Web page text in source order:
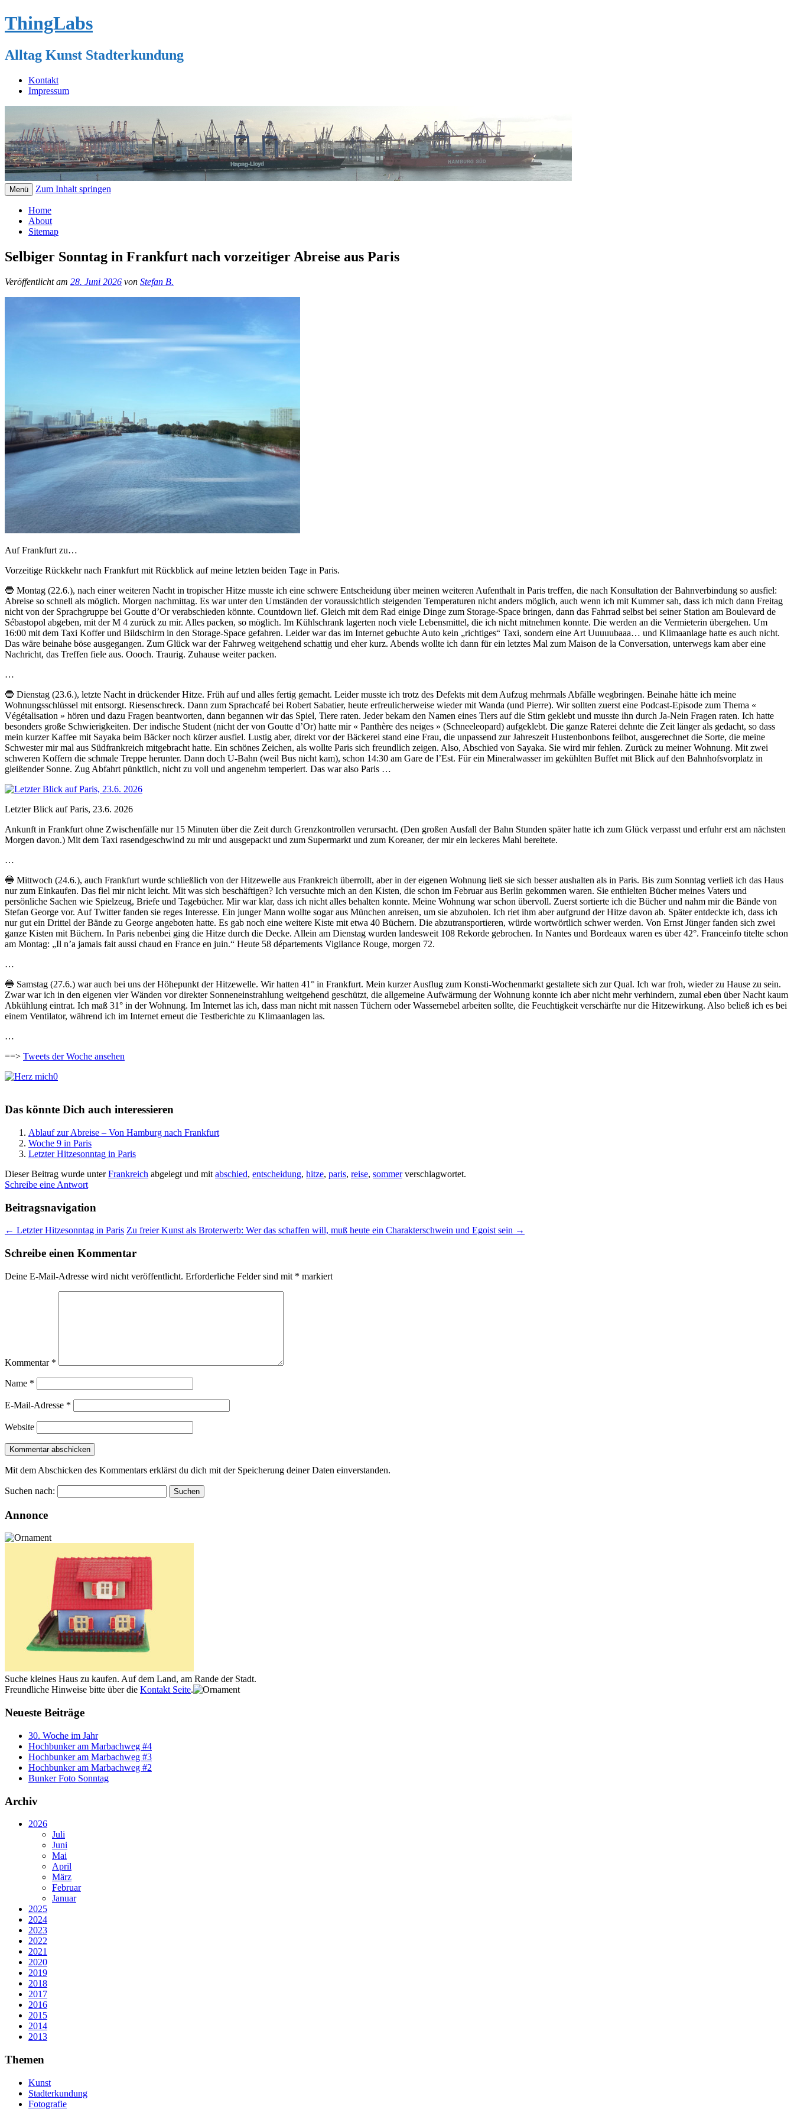
ThingLabs
Alltag Kunst Stadterkundung
Kontakt
Impressum
Menü Zum Inhalt springen
Home
About
Sitemap
Selbiger Sonntag in Frankfurt nach vorzeitiger Abreise aus Paris
Veröffentlicht am 28. Juni 2026 von Stefan B.
Auf Frankfurt zu…
Vorzeitige Rückkehr nach Frankfurt mit Rückblick auf meine letzten beiden Tage in Paris.
🔵 Montag (22.6.), nach einer weiteren Nacht in tropischer Hitze musste ich eine schwere Entscheidung über meinen weiteren Aufenthalt in Paris treffen, die nach Konsultation der Bahnverbindung so ausfiel:
Abreise so schnell als möglich. Morgen nachmittag. Es war unter den Umständen der voraussichtlich steigenden Temperaturen nicht anders möglich, auch wenn ich mit Kummer sah, dass ich mich dann Freitag
nicht von der Sprachgruppe bei Goutte d’Or verabschieden könnte. Countdown lief. Gleich mit dem Rad einige Dinge zum Storage-Space bringen, dann das Fahrrad selbst bei seiner Station am Boulevard de
Sébastopol abgeben, mit der M 4 zurück zu mir. Alles packen, so möglich. Im Kühlschrank lagerten noch viele Lebensmittel, die ich nicht mitnehmen konnte. Die werden an die Vermieterin übergehen. Um
16:00 mit dem Taxi Koffer und Bildschirm in den Storage-Space gefahren. Leider war das im Internet gebuchte Auto kein „richtiges“ Taxi, sondern eine Art Uuuuubaaa… und Klimaanlage hatte es auch nicht.
Das wäre beinahe böse ausgegangen. Zum Glück war der Fahrweg weitgehend schattig und eher kurz. Abends wollte ich dann für ein letztes Mal zum Maison de la Conversation, unterwegs kam aber eine
Nachricht, das Treffen fiele aus. Oooch. Traurig. Zuhause weiter packen.
…
🔵 Dienstag (23.6.), letzte Nacht in drückender Hitze. Früh auf und alles fertig gemacht. Leider musste ich trotz des Defekts mit dem Aufzug mehrmals Abfälle wegbringen. Beinahe hätte ich meine
Wohnungsschlüssel mit entsorgt. Riesenschreck. Dann zum Sprachcafé bei Robert Sabatier, heute erfreulicherweise wieder mit Wanda (und Pierre). Wir sollten zuerst eine Podcast-Episode zum Thema «
Végétalisation » hören und dazu Fragen beantworten, dann begannen wir das Spiel, Tiere raten. Jeder bekam den Namen eines Tiers auf die Stirn geklebt und musste ihn durch Ja-Nein Fragen raten. Ich hatte
besonders große Schwierigkeiten. Der indische Student (nicht der von Goutte d’Or) hatte mir « Panthère des neiges » (Schneeleopard) aufgeklebt. Die ganze Raterei dehnte die Zeit länger als gedacht, so dass
mein kurzer Kaffee mit Sayaka beim Bäcker noch kürzer ausfiel. Lustig aber, direkt vor der Bäckerei stand eine Frau, die unpassend zur Jahreszeit Hustenbonbons feilbot, ausgerechnet die Sorte, die meine
Schwester mir mal aus Südfrankreich mitgebracht hatte. Ein schönes Zeichen, als wollte Paris sich freundlich zeigen. Also, Abschied von Sayaka. Sie wird mir fehlen. Zurück zu meiner Wohnung. Mit zwei
schweren Koffern die schmale Treppe herunter. Dann doch U-Bahn (weil Bus nicht kam), schon 14:30 am Gare de l’Est. Für ein Mineralwasser im gekühlten Buffet mit Blick auf den Bahnhofsvorplatz in
gleißender Sonne. Zug Abfahrt pünktlich, nicht zu voll und angenehm temperiert. Das war also Paris …
Letzter Blick auf Paris, 23.6. 2026
Ankunft in Frankfurt ohne Zwischenfälle nur 15 Minuten über die Zeit durch Grenzkontrollen verursacht. (Den großen Ausfall der Bahn Stunden später hatte ich zum Glück verpasst und erfuhr erst am nächsten
Morgen davon.) Mit dem Taxi rasendgeschwind zu mir und ausgepackt und zum Supermarkt und zum Koreaner, der mir ein leckeres Mahl bereitete.
…
🔵 Mittwoch (24.6.), auch Frankfurt wurde schließlich von der Hitzewelle aus Frankreich überrollt, aber in der eigenen Wohnung ließ sie sich besser aushalten als in Paris. Bis zum Sonntag verließ ich das Haus
nur zum Einkaufen. Das fiel mir nicht leicht. Mit was sich beschäftigen? Ich versuchte mich an den Kisten, die schon im Februar aus Berlin gekommen waren. Sie enthielten Bücher meines Vaters und
persönliche Sachen wie Spielzeug, Briefe und Tagebücher. Mir war klar, dass ich nicht alles behalten konnte. Meine Wohnung war schon übervoll. Zuerst sortierte ich die Bücher und nahm mir die Bände von
Stefan George vor. Auf Twitter fanden sie reges Interesse. Ein junger Mann wollte sogar aus München anreisen, um sie abzuholen. Ich riet ihm aber aufgrund der Hitze davon ab. Später entdeckte ich, dass ich
nur gut ein Drittel der Bände zu George angeboten hatte. Es gab noch eine weitere Kiste mit etwa 40 Büchern. Die abzutransportieren, würde wortwörtlich schwer werden. Von Ernst Jünger fanden sich zwei
ganze Kisten mit Büchern. In Paris nebenbei ging die Hitze durch die Decke. Allein am Dienstag wurden landesweit 108 Rekorde gebrochen. In Nantes und Bordeaux waren es über 42°. Franceinfo titelte schon
am Montag: „Il n’a jamais fait aussi chaud en France en juin.“ Heute 58 départements Vigilance Rouge, morgen 72.
…
🔵 Samstag (27.6.) war auch bei uns der Höhepunkt der Hitzewelle. Wir hatten 41° in Frankfurt. Mein kurzer Ausflug zum Konsti-Wochenmarkt gestaltete sich zur Qual. Ich war froh, wieder zu Hause zu sein.
Zwar war ich in den eigenen vier Wänden vor direkter Sonneneinstrahlung weitgehend geschützt, die allgemeine Aufwärmung der Wohnung konnte ich aber nicht mehr verhindern, zumal eben über Nacht kaum
Abkühlung eintrat. Ich maß 31° in der Wohnung. Im Internet las ich, dass man nicht mit nassen Tüchern oder Wassernebel arbeiten sollte, die Feuchtigkeit verschärfte nur die Hitzewirkung. Also beließ ich es bei
einem Ventilator, während ich im Internet erneut die Testberichte zu Klimaanlagen las.
…
==> Tweets der Woche ansehen
0
Das könnte Dich auch interessieren
Ablauf zur Abreise – Von Hamburg nach Frankfurt
Woche 9 in Paris
Letzter Hitzesonntag in Paris
Dieser Beitrag wurde unterFrankreich abgelegt und mit abschied, entscheidung, hitze, paris, reise, sommerverschlagwortet.
Schreibe eine Antwort
Beitragsnavigation
← Letzter Hitzesonntag in Paris Zu freier Kunst als Broterwerb: Wer das schaffen will, muß heute ein Charakterschwein und Egoist sein →
Schreibe einen Kommentar
Deine E-Mail-Adresse wird nicht veröffentlicht. Erforderliche Felder sind mit * markiert
Kommentar *
Name *
E-Mail-Adresse *
Website
Mit dem Abschicken des Kommentars erklärst du dich mit der Speicherung deiner Daten einverstanden.
Suchen nach:
Annonce
Suche kleines Haus zu kaufen. Auf dem Land, am Rande der Stadt.
Freundliche Hinweise bitte über die Kontakt Seite.
Neueste Beiträge
30. Woche im Jahr
Hochbunker am Marbachweg #4
Hochbunker am Marbachweg #3
Hochbunker am Marbachweg #2
Bunker Foto Sonntag
Archiv
2026
Juli
Juni
Mai
April
März
Februar
Januar
2025
2024
2023
2022
2021
2020
2019
2018
2017
2016
2015
2014
2013
Themen
Kunst
Stadterkundung
Fotografie